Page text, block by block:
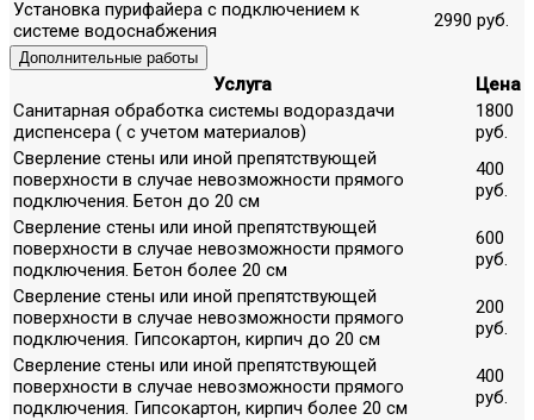
Установка пурифайера с подключением к
системе водоснабжения
2990 руб.
Дополнительные работы
Услуга
Цена
Санитарная обработка системы водораздачи
диспенсера ( с учетом материалов)
1800
руб.
Сверление стены или иной препятствующей
поверхности в случае невозможности прямого
подключения. Бетон до 20 см
400
руб.
Сверление стены или иной препятствующей
поверхности в случае невозможности прямого
подключения. Бетон более 20 см
600
руб.
Сверление стены или иной препятствующей
поверхности в случае невозможности прямого
подключения. Гипсокартон, кирпич до 20 см
200
руб.
Сверление стены или иной препятствующей
поверхности в случае невозможности прямого
подключения. Гипсокартон, кирпич более 20 см
400
руб.